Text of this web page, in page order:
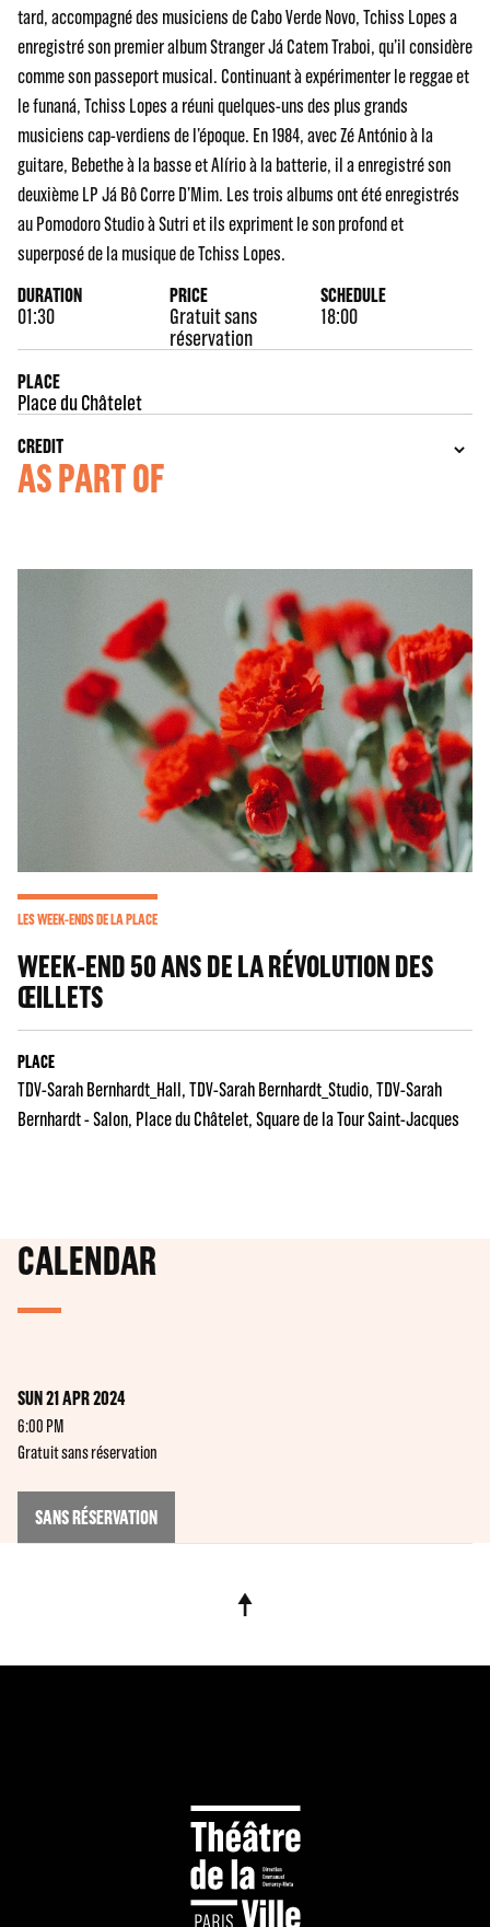
tard, accompagné des musiciens de Cabo Verde Novo, Tchiss Lopes a
enregistré son premier album Stranger Já Catem Traboi, qu’il considère
comme son passeport musical. Continuant à expérimenter le reggae et
le funaná, Tchiss Lopes a réuni quelques-uns des plus grands
musiciens cap-verdiens de l’époque. En 1984, avec Zé António à la
guitare, Bebethe à la basse et Alírio à la batterie, il a enregistré son
deuxième LP Já Bô Corre D’Mim. Les trois albums ont été enregistrés
au Pomodoro Studio à Sutri et ils expriment le son profond et
superposé de la musique de Tchiss Lopes.
DURATION
01:30
PRICE
Gratuit sans
réservation
SCHEDULE
18:00
PLACE
Place du Châtelet
CREDIT
AS PART OF
LES WEEK-ENDS DE LA PLACE
WEEK-END 50 ANS DE LA RÉVOLUTION DES
ŒILLETS
PLACE
TDV-Sarah Bernhardt_Hall TDV-Sarah Bernhardt_Studio TDV-Sarah
Bernhardt - Salon Place du Châtelet Square de la Tour Saint-Jacques
CALENDAR
SUN 21 APR 2024
6:00 PM
Gratuit sans réservation
SANS RÉSERVATION